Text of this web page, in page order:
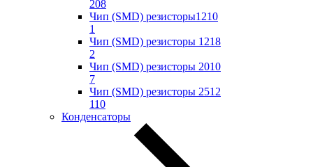
208
Чип (SMD) резисторы1210
1
Чип (SMD) резисторы 1218
2
Чип (SMD) резисторы 2010
7
Чип (SMD) резисторы 2512
110
Конденсаторы